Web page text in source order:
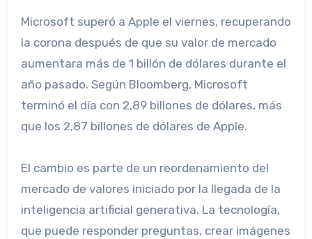
Microsoft superó a Apple el viernes, recuperando
la corona después de que su valor de mercado
aumentara más de 1 billón de dólares durante el
año pasado. Según Bloomberg, Microsoft
terminó el día con 2,89 billones de dólares, más
que los 2,87 billones de dólares de Apple.
El cambio es parte de un reordenamiento del
mercado de valores iniciado por la llegada de la
inteligencia artificial generativa. La tecnología,
que puede responder preguntas, crear imágenes